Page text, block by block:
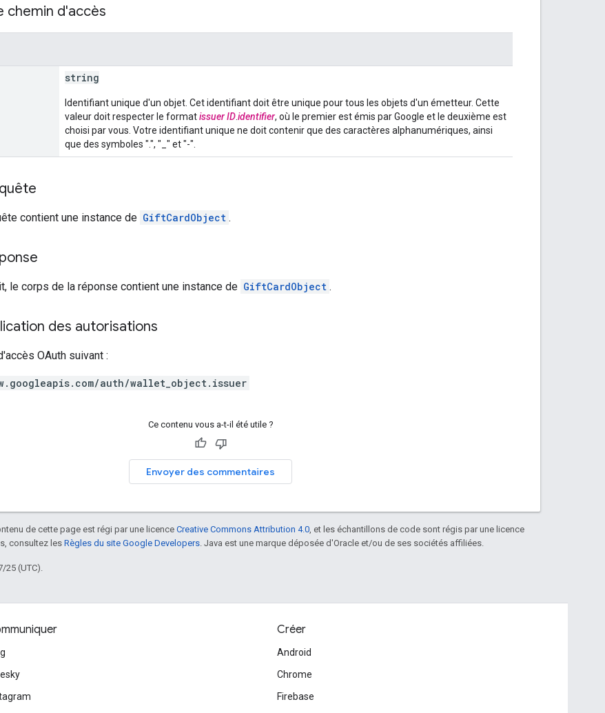
chemin d'accès
string
Identifiant unique d'un objet. Cet identifiant doit être unique pour tous les objets d'un émetteur. Cette
valeur doit respecter le formatissuer IDidentifier, où le premier est émis par Google et le deuxième est
choisi par vous. Votre identifiant unique ne doit contenir que des caractères alphanumériques, ainsi
que des symboles ".", "_" et "-".
contient une instance de GiftCardObject .
le corps de la réponse contient une instance de GiftCardObject .
des autorisations
OAuth suivant :
auth/wallet_object.issuer
Ce contenu vous a-t-il été utile ?
Envoyer des commentaires
de cette page est régi par une licence Creative Commons Attribution 4.0 , et les échantillons de code sont régis par une licence
consultez lesRègles du site Google Developers . Java est une marque déposée d'Oracle et/ou de ses sociétés affiliées.
25 (UTC).
Créer
Android
Chrome
Firebase